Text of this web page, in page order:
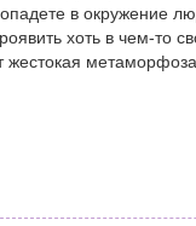
в окружение
хоть в чем-то
жестокая